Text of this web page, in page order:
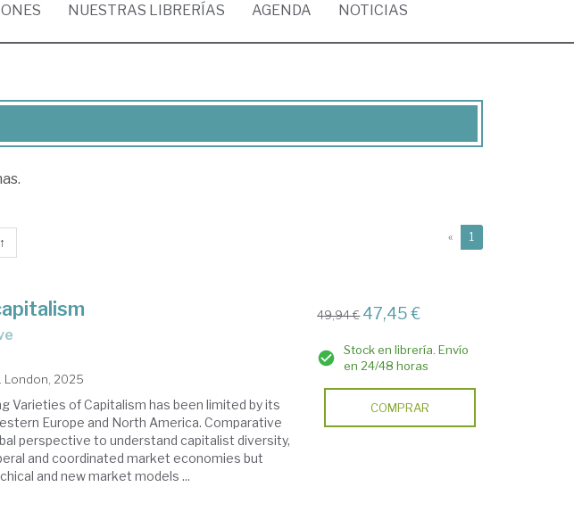
NUESTRAS LIBRERÍAS AGENDA NOTICIAS
↑ « 1
London, 2025
Varieties of Capitalism has been limited by its
Europe and North America. Comparative
perspective to understand capitalist diversity,
and coordinated market economies but
and new market models ...
49,94 € 47,45 €
Stock en librería. Envío
en 24/48 horas
COMPRAR